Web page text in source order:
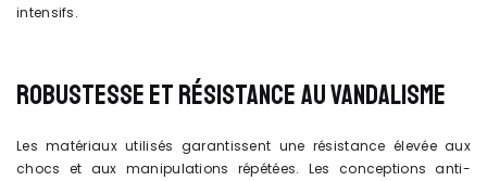
intensifs.
ROBUSTESSE ET RÉSISTANCE AU VANDALISME
Les matériaux utilisés garantissent une résistance élevée aux
chocs et aux manipulations répétées. Les conceptions anti-